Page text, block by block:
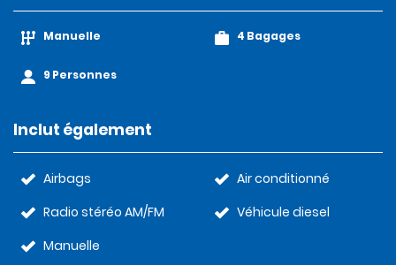
Manuelle
9 Personnes
4 Bagages
Inclut également
Airbags
Radio stéréo AM/FM
Manuelle
Air conditionné
Véhicule diesel